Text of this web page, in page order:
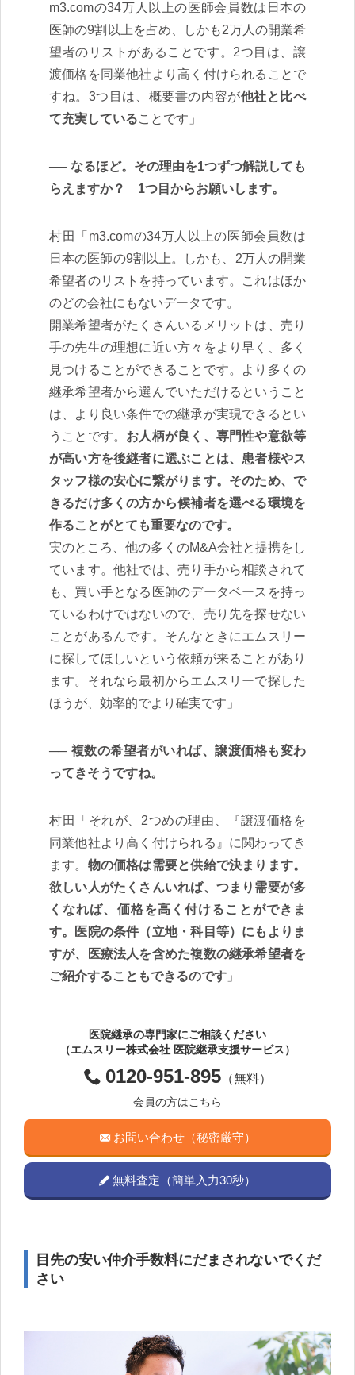
m3.comの34万人以上の医師会員数は日本の
医師の9割以上を占め、しかも2万人の開業希
望者のリストがあることです。2つ目は、譲
渡価格を同業他社より高く付けられることで
すね。3つ目は、概要書の内容が他社と比べ
て充実していることです」
なるほど。その理由を1つずつ解説しても
らえますか？ 1つ目からお願いします。
村田「m3.comの34万人以上の医師会員数は
日本の医師の9割以上。しかも、2万人の開業
希望者のリストを持っています。これはほか
のどの会社にもないデータです。
開業希望者がたくさんいるメリットは、売り
手の先生の理想に近い方々をより早く、多く
見つけることができることです。より多くの
継承希望者から選んでいただけるということ
は、より良い条件での継承が実現できるとい
うことです。 お人柄が良く、専門性や意欲等
が高い方を後継者に選ぶことは、患者様やス
タッフ様の安心に繋がります。そのため、で
きるだけ多くの方から候補者を選べる環境を
作ることがとても重要なのです。
実のところ、他の多くのM&A会社と提携をし
ています。他社では、売り手から相談されて
も、買い手となる医師のデータベースを持っ
ているわけではないので、売り先を探せない
ことがあるんです。そんなときにエムスリー
に探してほしいという依頼が来ることがあり
ます。それなら最初からエムスリーで探した
ほうが、効率的でより確実です」
複数の希望者がいれば、譲渡価格も変わ
ってきそうですね。
村田「それが、2つめの理由、『譲渡価格を
同業他社より高く付けられる』に関わってき
ます。 物の価格は需要と供給で決まります。
欲しい人がたくさんいれば、つまり需要が多
くなれば、価格を高く付けることができま
す。医院の条件（立地・科目等）にもよりま
すが、医療法人を含めた複数の継承希望者を
ご紹介することもできるのです 」
医院継承の専門家にご相談ください
（エムスリー株式会社 医院継承支援サービス）
0120-951-895（無料）
会員の方はこちら
お問い合わせ（秘密厳守）
無料査定（簡単入力30秒）
目先の安い仲介手数料にだまされないでくだ
さい